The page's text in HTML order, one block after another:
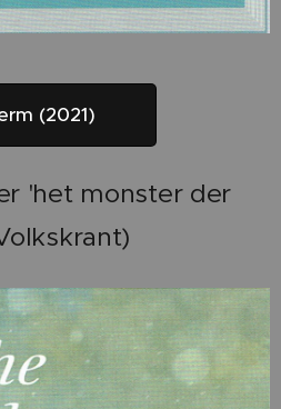
(2021)
'het monster der